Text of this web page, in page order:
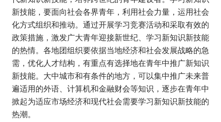
新技能，要面向社会各界青年，利用社会力量，运用社会
化方式组织和推动。通过开展学习竞赛活动和采取有效的
政策措施，激发广大青年迎接新世纪、学习新知识新技能
的热情。各地团组织要依据当地经济和社会发展战略的急
需，优化人才结构，有重点有选择地在青年中推广新知识
新技能。大中城市和有条件的地方，可以集中推广未来普
遍适用的外语、计算机和金融财会等知识，逐步在青年中
掀起为适应市场经济和现代社会需要学习新知识新技能的
热潮。